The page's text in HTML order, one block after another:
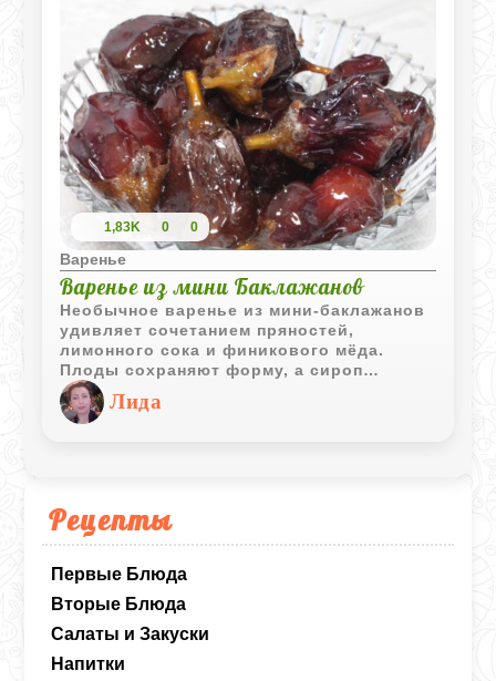
Рецепты
Первые Блюда
Вторые Блюда
Салаты и Закуски
Напитки
1,83K 0 0
Варенье
Варенье из мини Баклажанов
Необычное варенье из мини-баклажанов
удивляет сочетанием пряностей,
лимонного сока и финикового мёда.
Плоды сохраняют форму, а сироп
получается ароматным и насыщенным.
Лида